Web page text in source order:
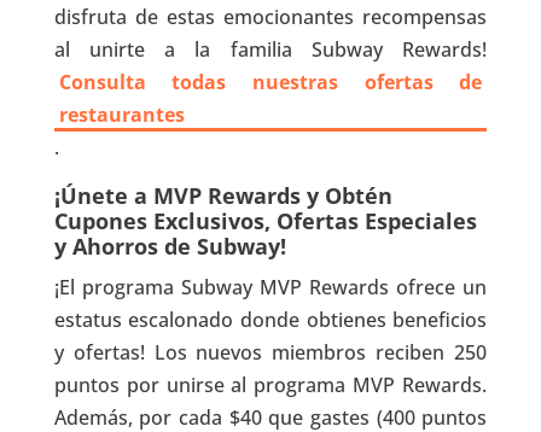
disfruta de estas emocionantes recompensas
al unirte a la familia Subway Rewards!
Consulta todas nuestras ofertas de
restaurantes
.
¡Únete a MVP Rewards y Obtén
Cupones Exclusivos, Ofertas Especiales
y Ahorros de Subway!
¡El programa Subway MVP Rewards ofrece un
estatus escalonado donde obtienes beneficios
y ofertas! Los nuevos miembros reciben 250
puntos por unirse al programa MVP Rewards.
Además, por cada $40 que gastes (400 puntos